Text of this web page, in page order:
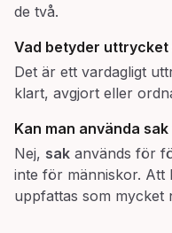
de två.
Vad betyder uttrycket
Det är ett vardagligt
klart, avgjort eller
Kan man använda sak
Nej, sak används för
inte för människor. Att
uppfattas som mycket